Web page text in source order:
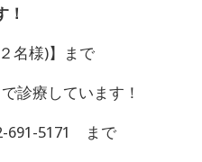
！
名様)】まで
診療しています！
691-5171 まで